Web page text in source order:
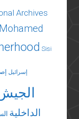
Archives
Mohamed
Sisi
إسرائيل
الداخلية